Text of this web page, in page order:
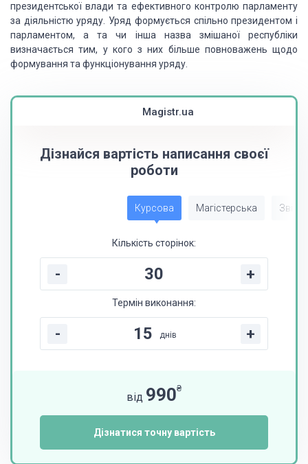
президентської влади та ефективного контролю парламенту
за діяльністю уряду. Уряд формується спільно президентом і
парламентом, а та чи інша назва змішаної республіки
визначається тим, у кого з них більше повноважень щодо
формування та функціонування уряду.
Magistr.ua
Дізнайся вартість написання своєї
роботи
Курсова Магістерська Звіт
Кількість сторінок:
- +
Термін виконання:
- днів +
від 990₴
Дізнатися точну вартість